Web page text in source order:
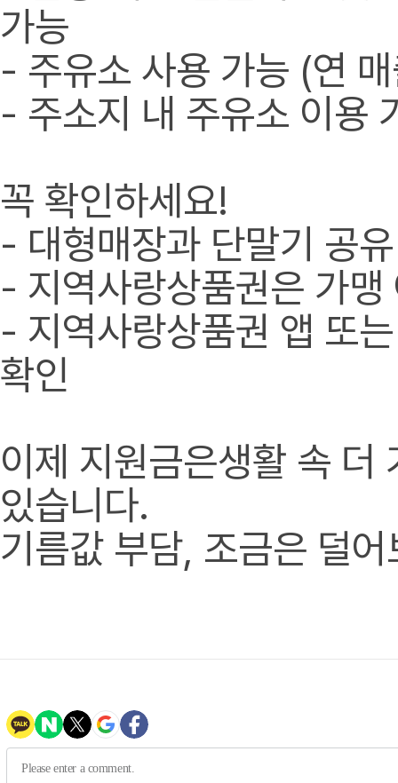
가능
- 주유소 사용 가능 (연
- 주소지 내 주유소 이용
꼭 확인하세요!
- 대형매장과 단말기 공
- 지역사랑상품권은 가
- 지역사랑상품권 앱 또
확인
이제 지원금은생활 속 더
있습니다.
기름값 부담, 조금은 덜어